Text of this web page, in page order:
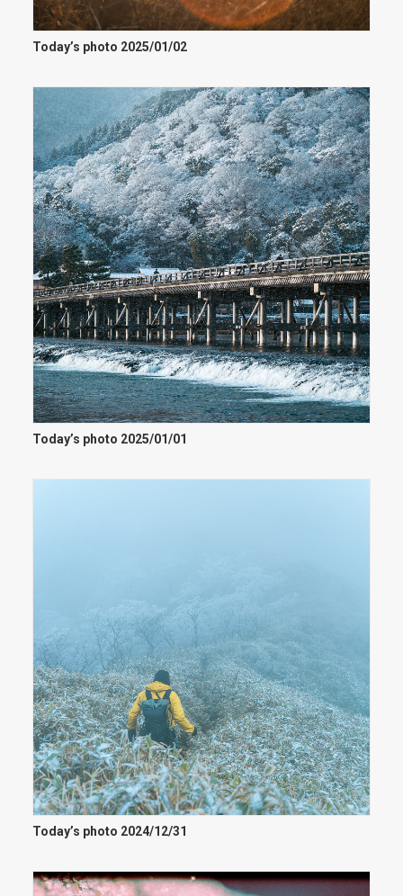
Today’s photo 2025/01/02
Today’s photo 2025/01/01
Today’s photo 2024/12/31